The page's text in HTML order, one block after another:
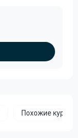
Похожие курсы